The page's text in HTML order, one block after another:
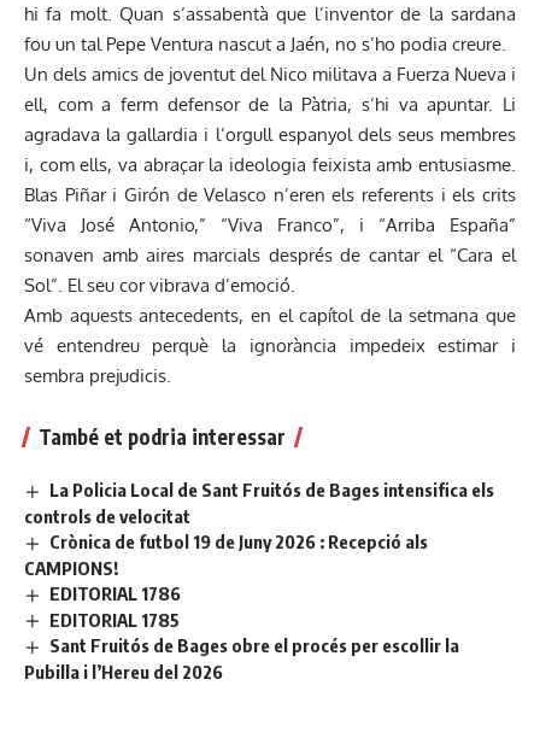
hi fa molt. Quan s’assabentà que l’inventor de la sardana
fou un tal Pepe Ventura nascut a Jaén, no s’ho podia creure.
Un dels amics de joventut del Nico militava a Fuerza Nueva i
ell, com a ferm defensor de la Pàtria, s’hi va apuntar. Li
agradava la gallardia i l’orgull espanyol dels seus membres
i, com ells, va abraçar la ideologia feixista amb entusiasme.
Blas Piñar i Girón de Velasco n’eren els referents i els crits
“Viva José Antonio,” “Viva Franco”, i “Arriba España”
sonaven amb aires marcials després de cantar el “Cara el
Sol”. El seu cor vibrava d’emoció.
Amb aquests antecedents, en el capítol de la setmana que
vé entendreu perquè la ignorància impedeix estimar i
sembra prejudicis.
També et podria interessar
La Policia Local de Sant Fruitós de Bages intensifica els
controls de velocitat
Crònica de futbol 19 de Juny 2026 : Recepció als
CAMPIONS!
EDITORIAL 1786
EDITORIAL 1785
Sant Fruitós de Bages obre el procés per escollir la
Pubilla i l’Hereu del 2026